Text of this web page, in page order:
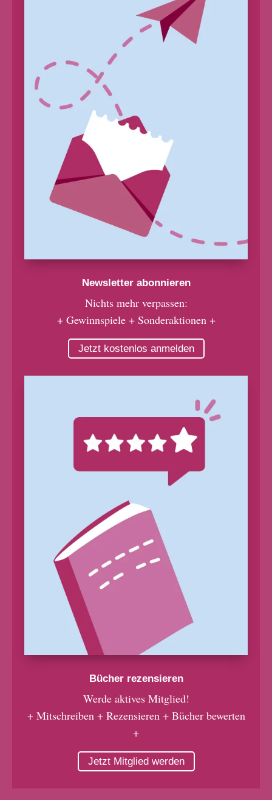
Newsletter abonnieren
Nichts mehr verpassen:
+ Gewinnspiele + Sonderaktionen +
Jetzt kostenlos anmelden
Bücher rezensieren
Werde aktives Mitglied!
+ Mitschreiben + Rezensieren + Bücher bewerten
+
Jetzt Mitglied werden